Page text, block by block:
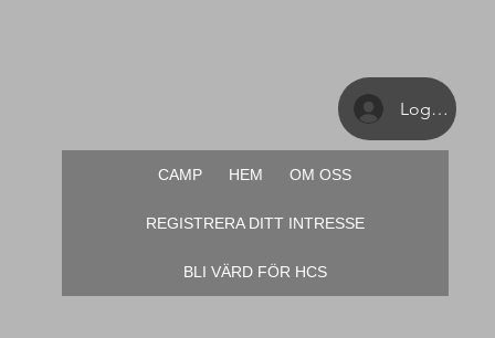
Logga in
CAMP HEM OM OSS
REGISTRERA DITT INTRESSE
BLI VÄRD FÖR HCS